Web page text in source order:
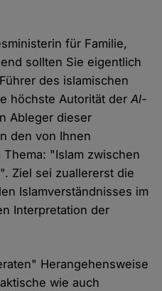
für Familie,
sollten Sie eigentlich
des islamischen
höchste Autorität derAl-
Ableger dieser
den von Ihnen
"Islam zwischen
Ziel sei zuallererst die
Islamverständnisses im
Interpretation der
Herangehensweise
wie auch